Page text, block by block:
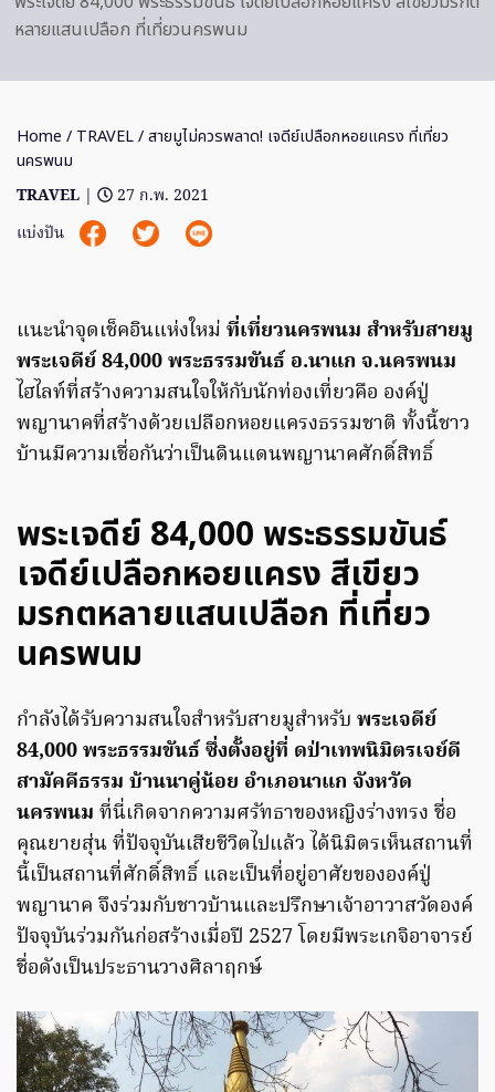
หลายแสนเปลือก ที่เที่ยวนครพนม
Home / TRAVEL/ สายมูไม่ควรพลาด! เจดีย์เปลือกหอยแครง ที่เที่ยว
นครพนม
TRAVEL |
27 ก.พ. 2021
แบ่งปัน
แนะนำจุดเช็คอินแห่งใหม่ ที่เที่ยวนครพนม สำหรับสายมู
พระเจดีย์ 84,000 พระธรรมขันธ์ อ.นาแก จ.นครพนม
ไฮไลท์ที่สร้างความสนใจให้กับนักท่องเที่ยวคือ องค์ปู่
พญานาคที่สร้างด้วยเปลือกหอยแครงธรรมชาติ ทั้งนี้ชาว
บ้านมีความเชื่อกันว่าเป็นดินแดนพญานาคศักดิ์สิทธิ์
พระเจดีย์ 84,000 พระธรรมขันธ์
เจดีย์เปลือกหอยแครง สีเขียว
มรกตหลายแสนเปลือก ที่เที่ยว
นครพนม
กำลังได้รับความสนใจสำหรับสายมูสำหรับ พระเจดีย์
84,000 พระธรรมขันธ์ ซึ่งตั้งอยู่ที่ ดป่าเทพนิมิตรเจย์ดี
สามัคคีธรรม บ้านนาคู่น้อย อำเภอนาแก จังหวัด
นครพนม ที่นี่เกิดจากความศรัทธาของหญิงร่างทรง ชื่อ
คุณยายสุ่น ที่ปัจจุบันเสียชีวิตไปแล้ว ได้นิมิตรเห็นสถานที่
นี้เป็นสถานที่ศักดิ์สิทธิ์ และเป็นที่อยู่อาศัยขององค์ปู่
พญานาค จึงร่วมกับชาวบ้านและปรึกษาเจ้าอาวาสวัดองค์
ปัจจุบันร่วมกันก่อสร้างเมื่อปี 2527 โดยมีพระเกจิอาจารย์
ชื่อดังเป็นประธานวางศิลาฤกษ์